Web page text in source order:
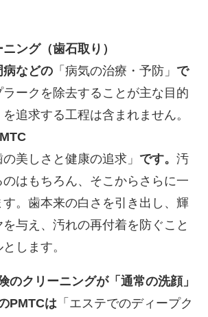
ング（歯石取り）
病などの「病気の治療・予防」 で
ークを除去することが主な目的
追求する工程は含まれません。
の美しさと健康の追求」 です。 汚
はもちろん、そこからさらに一
。歯本来の白さを引き出し、輝
を与え、汚れの再付着を防ぐこと
します。
のクリーニングが「通常の洗顔」
PMTCは 「エステでのディープク